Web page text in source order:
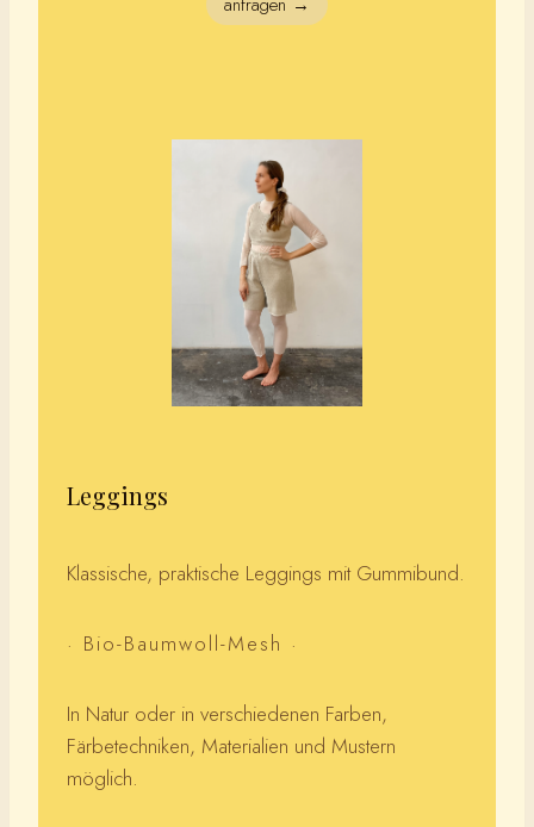
Leggings
Klassische, praktische Leggings mit Gummibund.
· Bio-Baumwoll-Mesh ·
In Natur oder in verschiedenen Farben,
Färbetechniken, Materialien und Mustern
möglich.